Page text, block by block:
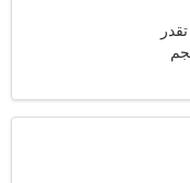
52 كجم